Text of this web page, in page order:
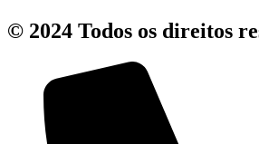
© 2024 Todos os direitos